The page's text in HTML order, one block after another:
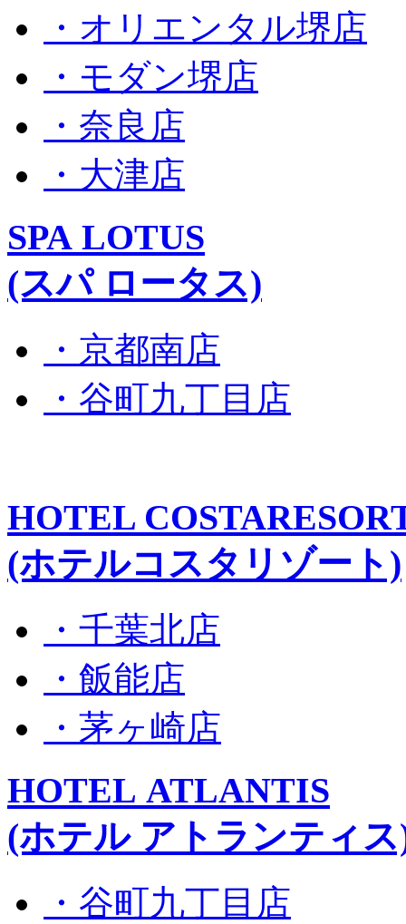
・オリエンタル堺店
・モダン堺店
・奈良店
・大津店
SPA LOTUS
(スパ ロータス)
・京都南店
・谷町九丁目店
HOTEL
(ホテルコスタリゾート)
・千葉北店
・飯能店
・茅ヶ崎店
HOTEL ATLANTIS
(ホテル アトランティ
・谷町九丁目店